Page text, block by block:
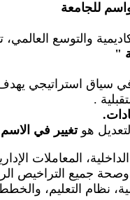
للجامعة
والتوسع
"
في سياق استراتيجي
.
هوتغيير في
المعاملات
جميع التراخيص
نظام التعليم، والخطط